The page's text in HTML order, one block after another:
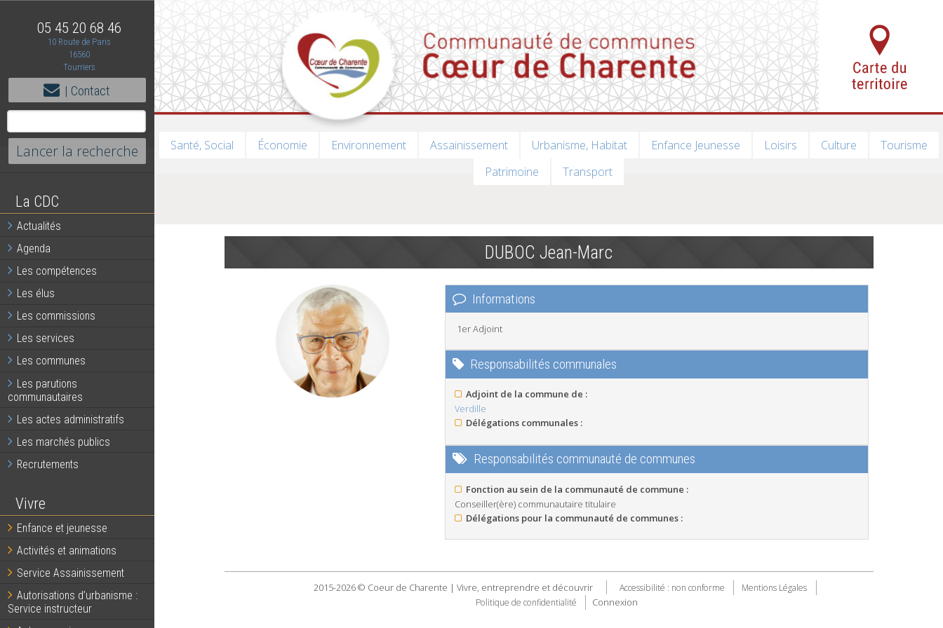
05 45 20 68 46
10 Route de Paris
16560
Tourriers
| Contact
La CDC
Actualités
Agenda
Les compétences
Les élus
Les commissions
Les services
Les communes
Les parutions
communautaires
Les actes administratifs
Les marchés publics
Recrutements
Vivre
Enfance et jeunesse
Activités et animations
Service Assainissement
Autorisations d’urbanisme :
Service instructeur
Santé, Social Économie Environnement Assainissement Urbanisme, Habitat Enfance Jeunesse Loisirs Culture
Tourisme
Patrimoine
Transport
DUBOC Jean-Marc
Informations
1er Adjoint
Responsabilités communales
Adjoint de la commune de :
Verdille
Délégations communales :
Responsabilités communauté de communes
Fonction au sein de la communauté de commune :
Conseiller(ère) communautaire titulaire
Délégations pour la communauté de communes :
2015-2026 © Coeur de Charente | Vivre, entreprendre et découvrir Accessibilité : non conforme
Mentions Légales
Politique de confidentialité
Connexion